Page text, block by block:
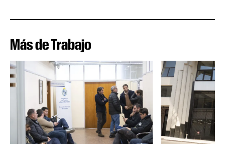
Más de Trabajo